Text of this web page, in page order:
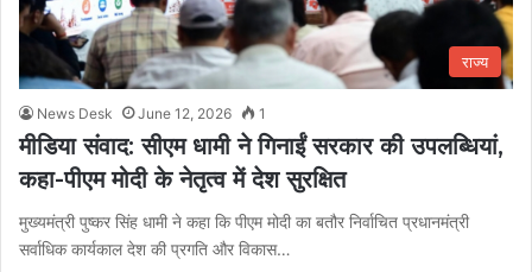
राज्य
News Desk June 12, 2026 1
मीडिया संवाद: सीएम धामी ने गिनाईं सरकार की उपलब्धियां,
कहा-पीएम मोदी के नेतृत्व में देश सुरक्षित
मुख्यमंत्री पुष्कर सिंह धामी ने कहा कि पीएम मोदी का बतौर निर्वाचित प्रधानमंत्री
सर्वाधिक कार्यकाल देश की प्रगति और विकास…